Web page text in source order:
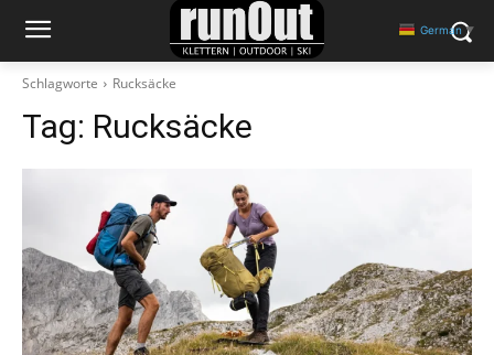
Schlagworte Rucksäcke
Tag: Rucksäcke
German ▼